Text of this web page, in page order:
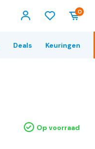
0
Deals Keuringen
Op voorraad